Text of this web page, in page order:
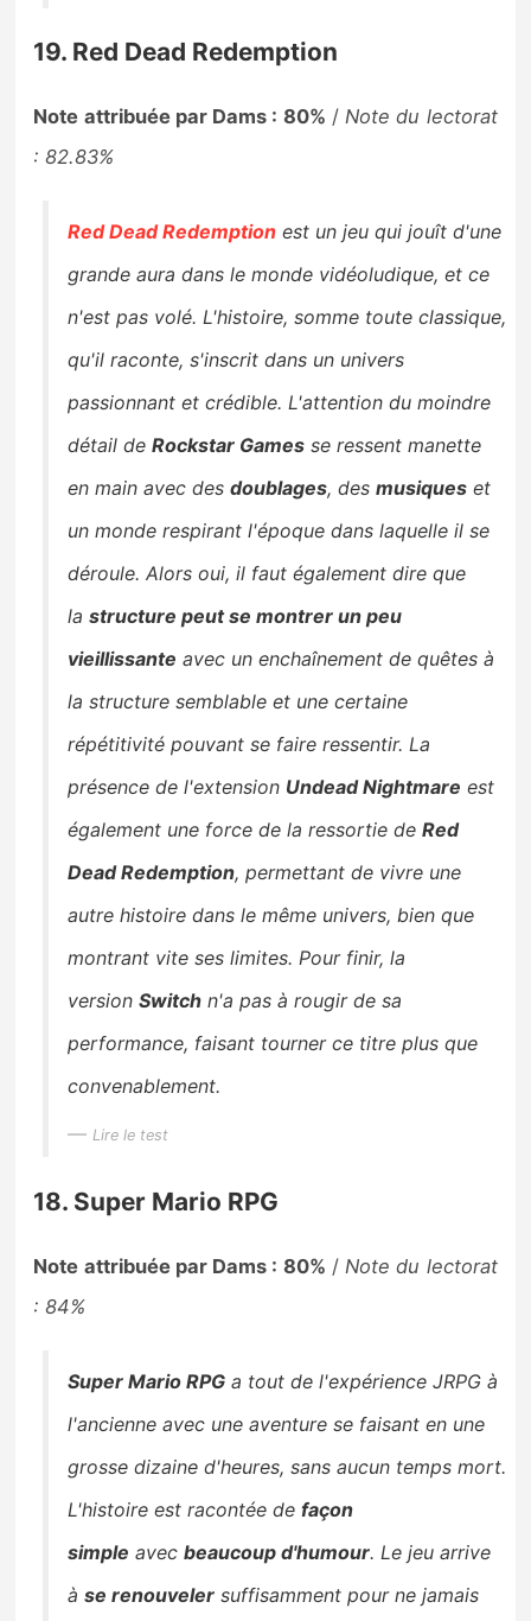
19. Red Dead Redemption
Note attribuée par Dams : 80% /Note du lectorat
: 82.83%
Red Dead Redemption est un jeu qui jouît d'une
grande aura dans le monde vidéoludique, et ce
n'est pas volé. L'histoire, somme toute classique,
qu'il raconte, s'inscrit dans un univers
passionnant et crédible. L'attention du moindre
détail deRockstar Games se ressent manette
en main avec desdoublages, desmusiques et
un monde respirant l'époque dans laquelle il se
déroule. Alors oui, il faut également dire que
lastructure peut se montrer un peu
vieillissante avec un enchaînement de quêtes à
la structure semblable et une certaine
répétitivité pouvant se faire ressentir. La
présence de l'extension Undead Nightmare est
également une force de la ressortie deRed
Dead Redemption, permettant de vivre une
autre histoire dans le même univers, bien que
montrant vite ses limites. Pour finir, la
versionSwitch n'a pas à rougir de sa
performance, faisant tourner ce titre plus que
convenablement.
Lire le test
18. Super Mario RPG
Note attribuée par Dams : 80% / Note du lectorat
: 84%
Super Mario RPG a tout de l'expérience JRPG à
l'ancienne avec une aventure se faisant en une
grosse dizaine d'heures, sans aucun temps mort.
L'histoire est racontée defaçon
simple avecbeaucoup d'humour. Le jeu arrive
àse renouveler suffisamment pour ne jamais